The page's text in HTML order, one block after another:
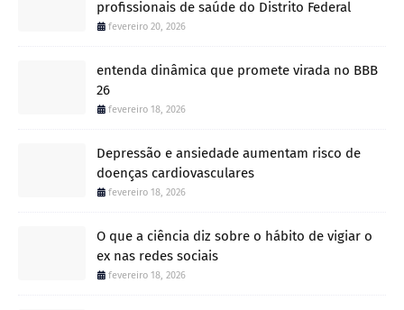
profissionais de saúde do Distrito Federal
fevereiro 20, 2026
entenda dinâmica que promete virada no BBB
26
fevereiro 18, 2026
Depressão e ansiedade aumentam risco de
doenças cardiovasculares
fevereiro 18, 2026
O que a ciência diz sobre o hábito de vigiar o
ex nas redes sociais
fevereiro 18, 2026